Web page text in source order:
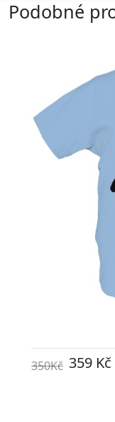
Podobné
350Kč 359 Kč